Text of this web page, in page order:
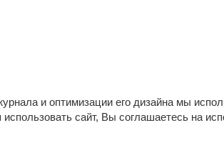
и оптимизации его дизайна мы
сайт, Вы соглашаетесь на